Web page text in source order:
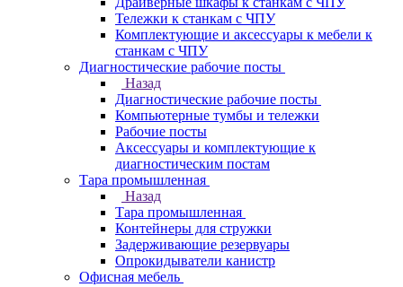
Тележки к станкам с ЧПУ
Комплектующие и аксессуары к мебели к
станкам с ЧПУ
Диагностические рабочие посты
Назад
Диагностические рабочие посты
Компьютерные тумбы и тележки
Рабочие посты
Аксессуары и комплектующие к
диагностическим постам
Тара промышленная
Назад
Тара промышленная
Контейнеры для стружки
Задерживающие резервуары
Опрокидыватели канистр
Офисная мебель